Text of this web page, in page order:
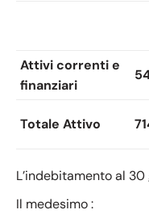
Attivi correnti e
finanziari
Totale Attivo
L’indebitamento al 30
Il medesimo :